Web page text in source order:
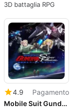
3D battaglia RPG
4.9
Pagamento
Mobile Suit Gundam: Silver Phantom